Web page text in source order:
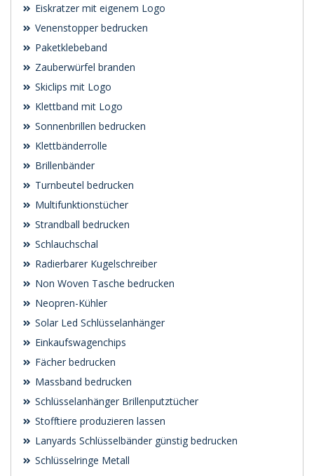
Eiskratzer mit eigenem Logo
Venenstopper bedrucken
Paketklebeband
Zauberwürfel branden
Skiclips mit Logo
Klettband mit Logo
Sonnenbrillen bedrucken
Klettbänderrolle
Brillenbänder
Turnbeutel bedrucken
Multifunktionstücher
Strandball bedrucken
Schlauchschal
Radierbarer Kugelschreiber
Non Woven Tasche bedrucken
Neopren-Kühler
Solar Led Schlüsselanhänger
Einkaufswagenchips
Fächer bedrucken
Massband bedrucken
Schlüsselanhänger Brillenputztücher
Stofftiere produzieren lassen
Lanyards Schlüsselbänder günstig bedrucken
Schlüsselringe Metall